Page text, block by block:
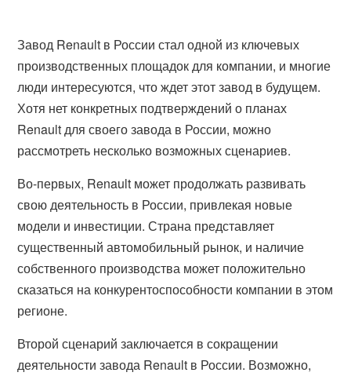
Завод Renault в России стал одной из ключевых
производственных площадок для компании, и многие
люди интересуются, что ждет этот завод в будущем.
Хотя нет конкретных подтверждений о планах
Renault для своего завода в России, можно
рассмотреть несколько возможных сценариев.
Во-первых, Renault может продолжать развивать
свою деятельность в России, привлекая новые
модели и инвестиции. Страна представляет
существенный автомобильный рынок, и наличие
собственного производства может положительно
сказаться на конкурентоспособности компании в этом
регионе.
Второй сценарий заключается в сокращении
деятельности завода Renault в России. Возможно,